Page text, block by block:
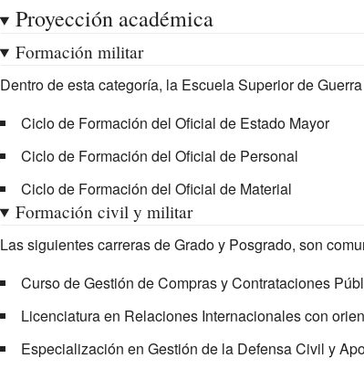
Proyección académica
Formación militar
Dentro de esta categoría, la Escuela Superior de
Ciclo de Formación del Oficial de Estado Mayor
Ciclo de Formación del Oficial de Personal
Ciclo de Formación del Oficial de Material
Formación civil y militar
Las siguientes carreras de Grado y Posgrado, son
Curso de Gestión de Compras y Contrataciones
Licenciatura en Relaciones Internacionales con
Especialización en Gestión de la Defensa Civil y